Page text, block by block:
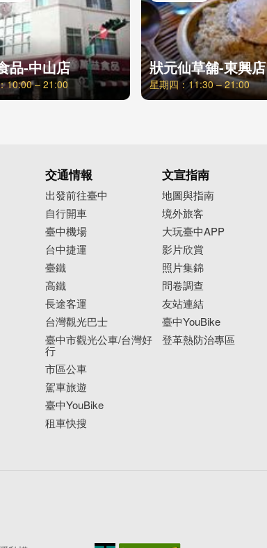
品-中山店
10:00 – 21:00
狀元仙草舖-東興店
星期四：11:30 – 21:00
交通情報
出發前往臺中
自行開車
臺中機場
台中捷運
臺鐵
高鐵
長途客運
台灣觀光巴士
臺中市觀光公車/台灣好
行
市區公車
駕車旅遊
臺中YouBike
租車快搜
文宣指南
地圖與指南
境外旅客
大玩臺中APP
影片欣賞
照片集錦
問卷調查
友站連結
臺中YouBike
登革熱防治專區